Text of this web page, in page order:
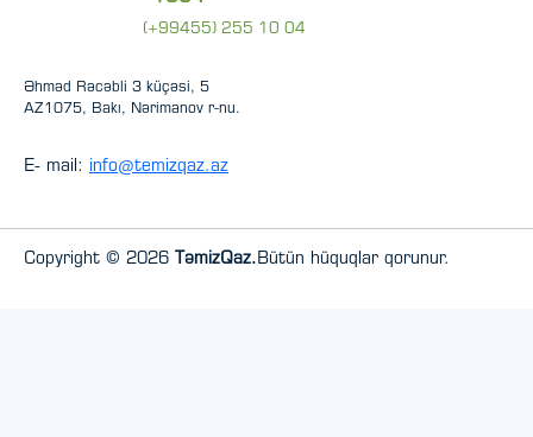
(+99455) 255 10 04
Əhməd Rəcəbli 3 küçəsi, 5
AZ1075, Bakı, Nərimanov r-nu.
E- mail: info@temizqaz.az
Copyright © 2026 TəmizQaz.Bütün hüquqlar qorunur.